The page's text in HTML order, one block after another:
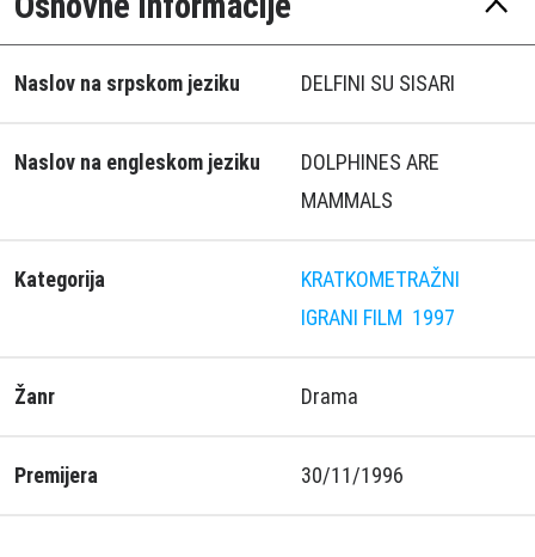
Naslov na srpskom jeziku DELFINI SU SISARI
Naslov na engleskom jeziku
DOLPHINES ARE
MAMMALS
Kategorija
KRATKOMETRAŽNI
IGRANI FILM 1997
Žanr Drama
Premijera 30/11/1996